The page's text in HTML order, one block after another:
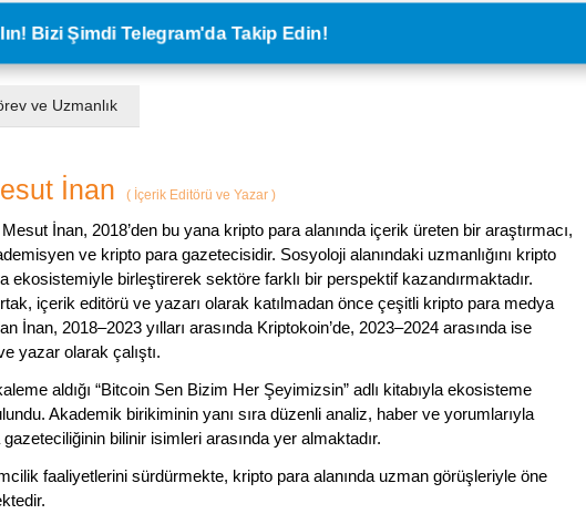
Bizi Şimdi Telegram'da Takip Edin!
ve Uzmanlık
İnan ( İçerik Editörü ve Yazar )
İnan, 2018’den bu yana kripto para alanında içerik üreten bir araştırmacı,
ve kripto para gazetecisidir. Sosyoloji alanındaki uzmanlığını kripto
ekosistemiyle birleştirerek sektöre farklı bir perspektif kazandırmaktadır.
içerik editörü ve yazarı olarak katılmadan önce çeşitli kripto para medya
İnan, 2018–2023 yılları arasında Kriptokoin’de, 2023–2024 arasında ise
yazar olarak çalıştı.
aldığı “Bitcoin Sen Bizim Her Şeyimizsin” adlı kitabıyla ekosisteme
Akademik birikiminin yanı sıra düzenli analiz, haber ve yorumlarıyla
bilinir isimleri arasında yer almaktadır.
faaliyetlerini sürdürmekte, kripto para alanında uzman görüşleriyle öne